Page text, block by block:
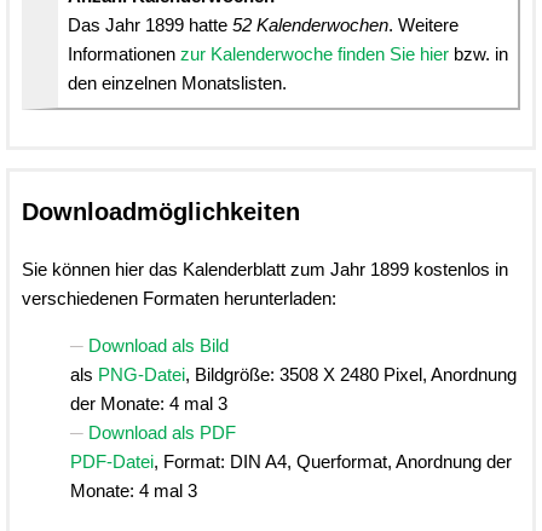
Das Jahr 1899 hatte 52 Kalenderwochen. Weitere
Informationen zur Kalenderwoche finden Sie hier bzw. in
den einzelnen Monatslisten.
Downloadmöglichkeiten
Sie können hier das Kalenderblatt zum Jahr 1899 kostenlos in
verschiedenen Formaten herunterladen:
Download als Bild
als PNG-Datei, Bildgröße: 3508 X 2480 Pixel, Anordnung
der Monate: 4 mal 3
Download als PDF
PDF-Datei, Format: DIN A4, Querformat, Anordnung der
Monate: 4 mal 3